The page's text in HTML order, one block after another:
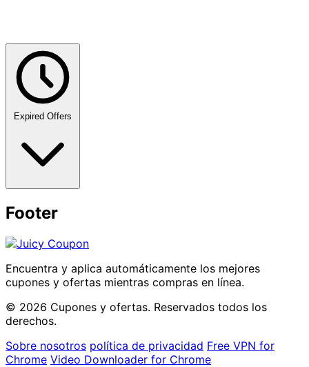
Expired Offers
Footer
Encuentra y aplica automáticamente los mejores
cupones y ofertas mientras compras en línea.
© 2026 Cupones y ofertas. Reservados todos los
derechos.
Sobre nosotros política de privacidad Free VPN for
Chrome Video Downloader for Chrome